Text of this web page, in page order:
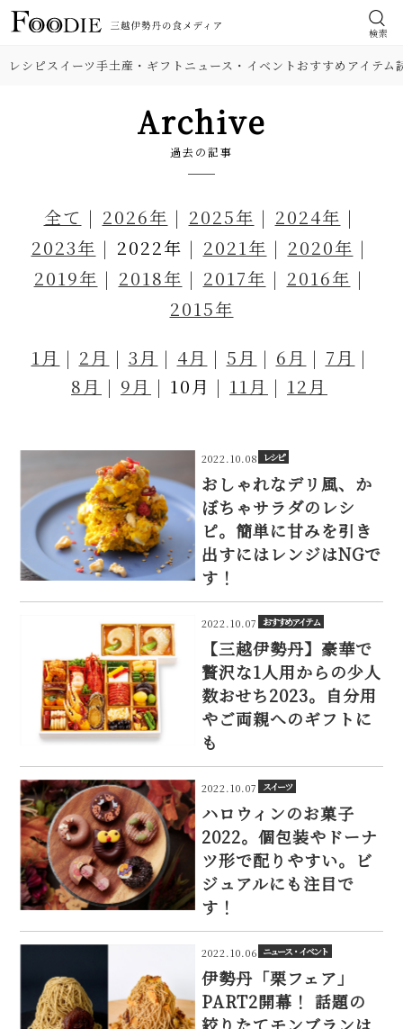
検索
レシピスイーツ手土産・ギフト ニュース・イベントおすすめアイテム
Archive
過去の記事
全て 2026年 2025年
2024年
2023年
2022年 2021年
2020年
2019年
2018年 2017年
2016年
2015年
1月
2月 3月 4月 5月 6月
7月
8月
9月 10月 11月 12月
2022.10.08 レシピ
おしゃれなデリ風、か
ぼちゃサラダのレシ
ピ。簡単に甘みを引き
出すにはレンジはNGで
す！
2022.10.07 おすすめアイテム
【三越伊勢丹】豪華で
贅沢な1人用からの少人
数おせち2023。自分用
やご両親へのギフトに
も
2022.10.07 スイーツ
ハロウィンのお菓子
2022。個包装やドーナ
ツ形で配りやすい。ビ
ジュアルにも注目で
す！
2022.10.06 ニュース・イベント
伊勢丹「栗フェア」
PART2開幕！ 話題の